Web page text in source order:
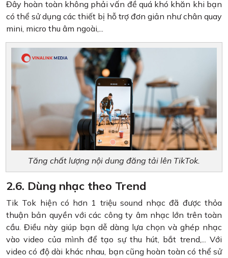
Đây hoàn toàn không phải vấn đề quá khó khăn khi bạn
có thể sử dụng các thiết bị hỗ trợ đơn giản như chân quay
mini, micro thu âm ngoài,...
Tăng chất lượng nội dung đăng tải lên TikTok.
2.6. Dùng nhạc theo Trend
Tik Tok hiện có hơn 1 triệu sound nhạc đã được thỏa
thuận bản quyền với các công ty âm nhạc lớn trên toàn
cầu. Điều này giúp bạn dễ dàng lựa chọn và ghép nhạc
vào video của mình để tạo sự thu hút, bắt trend,... Với
video có độ dài khác nhau, bạn cũng hoàn toàn có thể sử